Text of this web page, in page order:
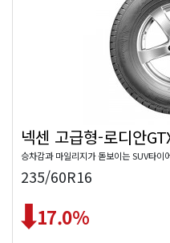
넥센 고급형-로디안
승차감과 마일리지가 돋보이는 SUV타이
235/60R16
17.0%